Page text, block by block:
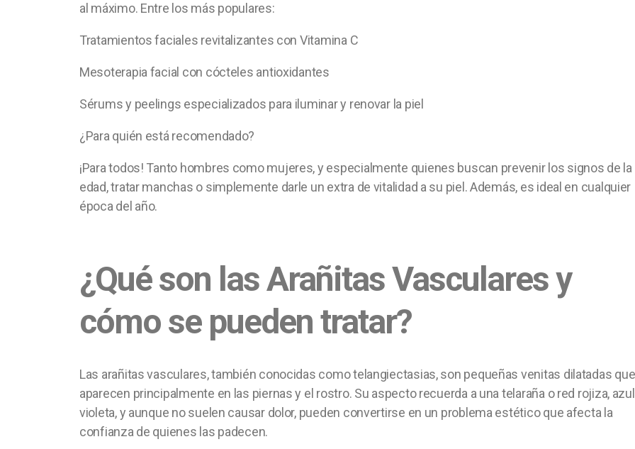
al máximo. Entre los más populares:
Tratamientos faciales revitalizantes con Vitamina C
Mesoterapia facial con cócteles antioxidantes
Sérums y peelings especializados para iluminar y renovar la piel
¿Para quién está recomendado?
¡Para todos! Tanto hombres como mujeres, y especialmente quienes buscan prevenir los signos de la
edad, tratar manchas o simplemente darle un extra de vitalidad a su piel. Además, es ideal en cualquier
época del año.
¿Qué son las Arañitas Vasculares y
cómo se pueden tratar?
Las arañitas vasculares, también conocidas como telangiectasias, son pequeñas venitas dilatadas que
aparecen principalmente en las piernas y el rostro. Su aspecto recuerda a una telaraña o red rojiza,
violeta, y aunque no suelen causar dolor, pueden convertirse en un problema estético que afecta la
confianza de quienes las padecen.